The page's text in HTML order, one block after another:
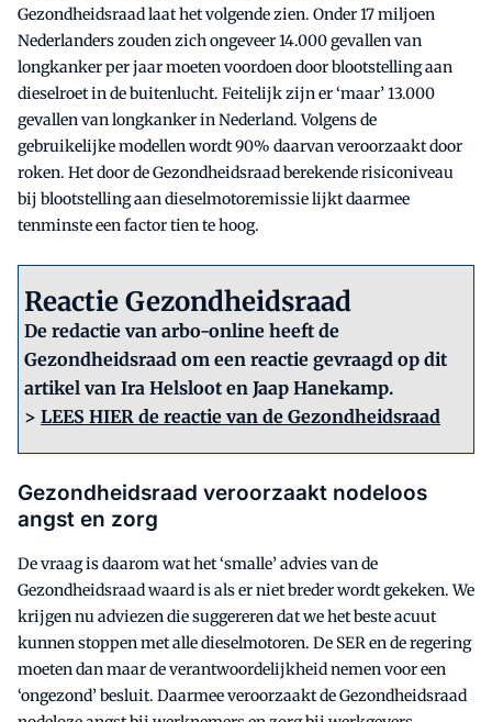
Gezondheidsraad laat het volgende zien. Onder 17 miljoen
Nederlanders zouden zich ongeveer 14.000 gevallen van
longkanker per jaar moeten voordoen door blootstelling aan
dieselroet in de buitenlucht. Feitelijk zijn er ‘maar’ 13.000
gevallen van longkanker in Nederland. Volgens de
gebruikelijke modellen wordt 90% daarvan veroorzaakt door
roken. Het door de Gezondheidsraad berekende risiconiveau
bij blootstelling aan dieselmotoremissie lijkt daarmee
tenminste een factor tien te hoog.
Reactie Gezondheidsraad
De redactie van arbo-online heeft de
Gezondheidsraad om een reactie gevraagd op dit
artikel van Ira Helsloot en Jaap Hanekamp.
> LEES HIER de reactie van de Gezondheidsraad
Gezondheidsraad veroorzaakt nodeloos
angst en zorg
De vraag is daarom wat het ‘smalle’ advies van de
Gezondheidsraad waard is als er niet breder wordt gekeken. We
krijgen nu adviezen die suggereren dat we het beste acuut
kunnen stoppen met alle dieselmotoren. De SER en de regering
moeten dan maar de verantwoordelijkheid nemen voor een
‘ongezond’ besluit. Daarmee veroorzaakt de Gezondheidsraad